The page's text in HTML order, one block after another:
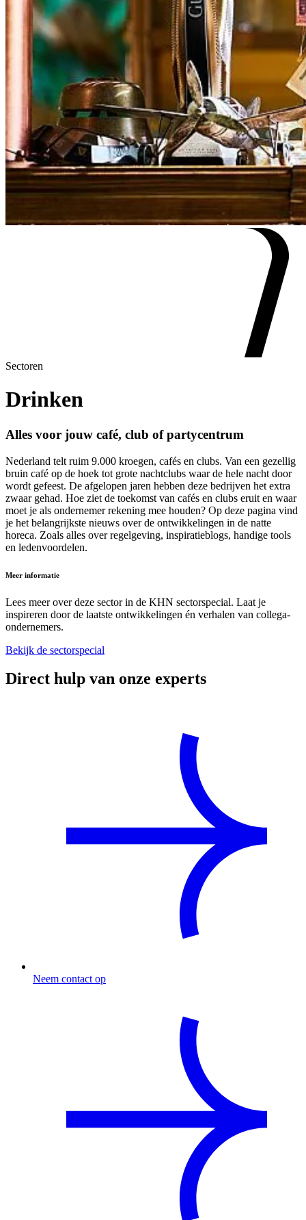
Sectoren
Drinken
Alles voor jouw café, club of partycentrum
Nederland telt ruim 9.000 kroegen, cafés en clubs. Van een gezellig
bruin café op de hoek tot grote nachtclubs waar de hele nacht door
wordt gefeest. De afgelopen jaren hebben deze bedrijven het extra
zwaar gehad. Hoe ziet de toekomst van cafés en clubs eruit en waar
moet je als ondernemer rekening mee houden? Op deze pagina vind
je het belangrijkste nieuws over de ontwikkelingen in de natte
horeca. Zoals alles over regelgeving, inspiratieblogs, handige tools
en ledenvoordelen.
Meer informatie
Lees meer over deze sector in de KHN sectorspecial. Laat je
inspireren door de laatste ontwikkelingen én verhalen van collega-
ondernemers.
Bekijk de sectorspecial
Direct hulp van onze experts
Neem contact op